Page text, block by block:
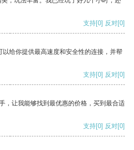
支持[0] 反对[0]
给你提供最高速度和安全性的连接，并帮
支持[0] 反对[0]
，让我能够找到最优惠的价格，买到最合适
支持[0] 反对[0]